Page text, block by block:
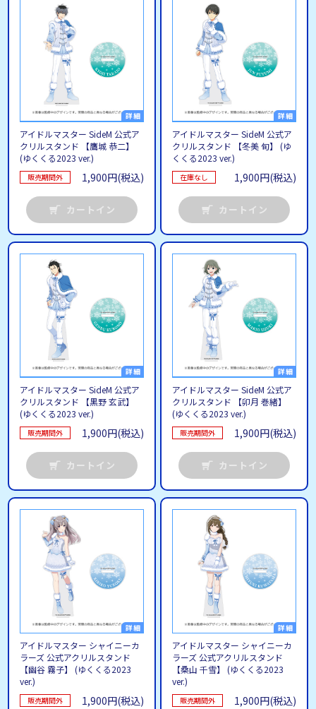
アイドルマスター SideM 公式ア
クリルスタンド 【鷹城 恭二】
(ゆくくる2023 ver.)
販売期間外 1,900円(税込)
カートイン
アイドルマスター SideM 公式ア
クリルスタンド 【冬美 旬】 (ゆ
くくる2023 ver.)
在庫なし 1,900円(税込)
カートイン
アイドルマスター SideM 公式ア
クリルスタンド 【黒野 玄武】
(ゆくくる2023 ver.)
販売期間外 1,900円(税込)
カートイン
アイドルマスター SideM 公式ア
クリルスタンド 【卯月 巻緒】
(ゆくくる2023 ver.)
販売期間外 1,900円(税込)
カートイン
アイドルマスター シャイニーカ
ラーズ 公式アクリルスタンド
【幽谷 霧子】 (ゆくくる2023
ver.)
販売期間外 1,900円(税込)
アイドルマスター シャイニーカ
ラーズ 公式アクリルスタンド
【桑山 千雪】 (ゆくくる2023
ver.)
販売期間外 1,900円(税込)